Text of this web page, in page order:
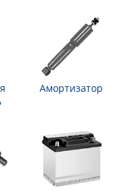
Амортизатор